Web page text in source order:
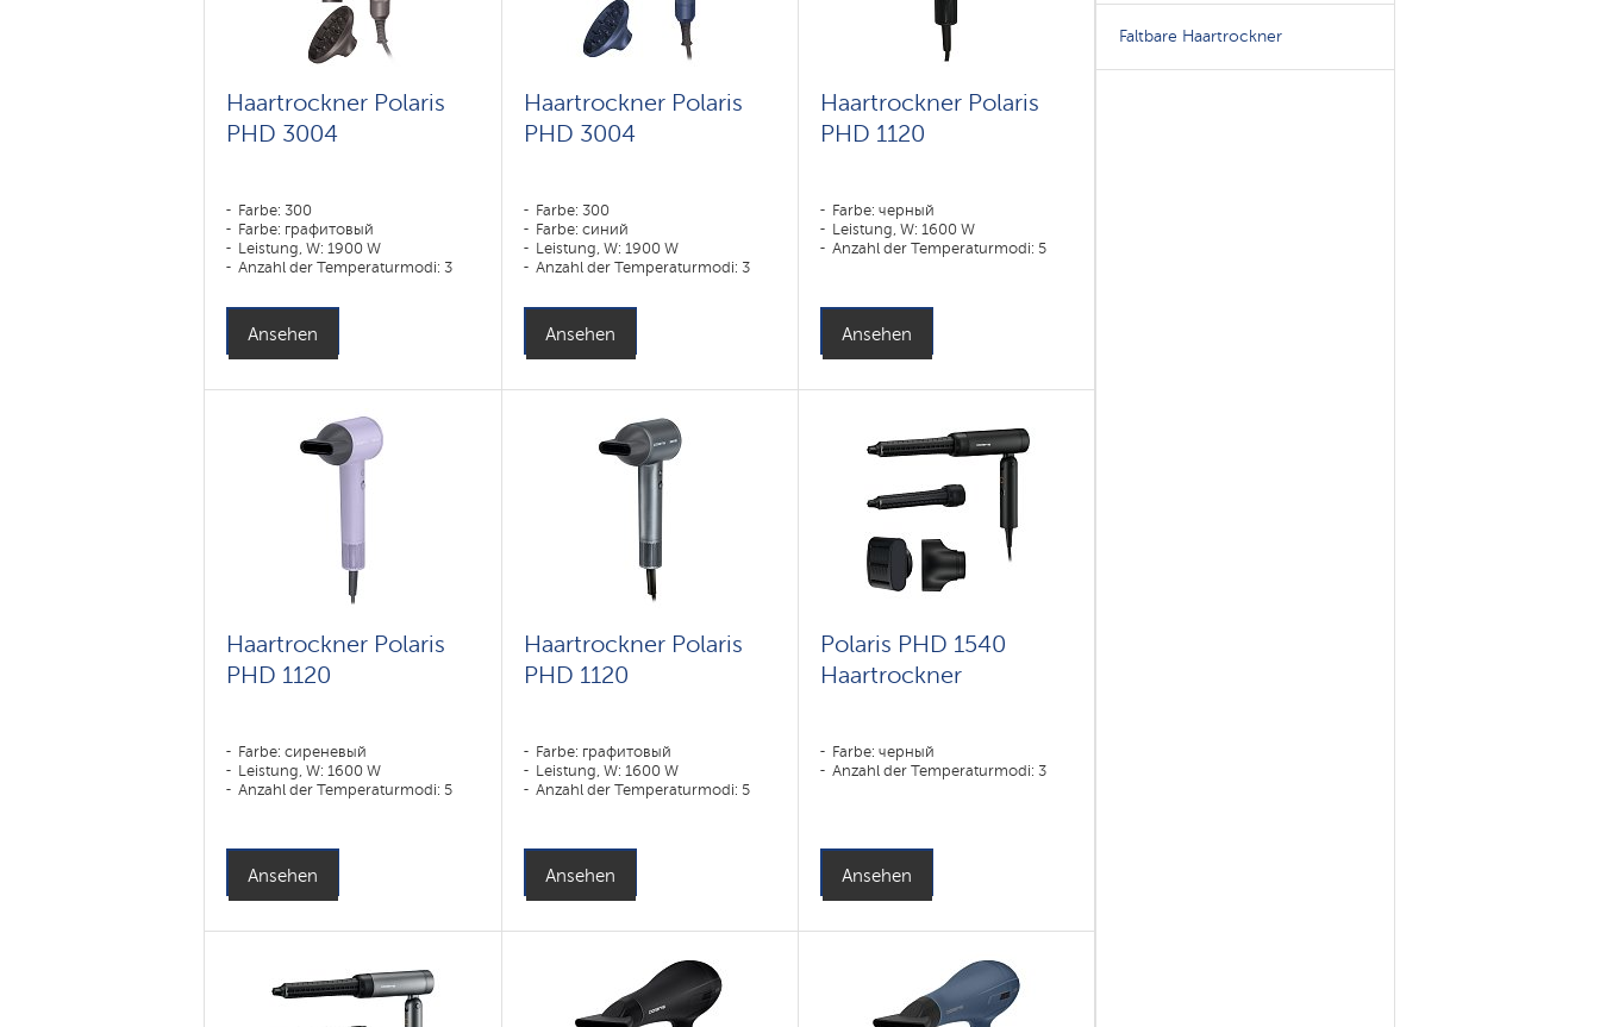
Haartrockner Polaris
PHD 3004
Farbe: 300
Farbe: графитовый
Leistung, W: 1900 W
Anzahl der Temperaturmodi: 3
Ansehen
Haartrockner Polaris
PHD 3004
Farbe: 300
Farbe: синий
Leistung, W: 1900 W
Anzahl der Temperaturmodi: 3
Ansehen
Haartrockner Polaris
PHD 1120
Farbe: черный
Leistung, W: 1600 W
Anzahl der Temperaturmodi: 5
Ansehen
Haartrockner Polaris
PHD 1120
Farbe: сиреневый
Leistung, W: 1600 W
Anzahl der Temperaturmodi: 5
Ansehen
Haartrockner Polaris
PHD 1120
Farbe: графитовый
Leistung, W: 1600 W
Anzahl der Temperaturmodi: 5
Ansehen
Polaris PHD 1540
Haartrockner
Farbe: черный
Anzahl der Temperaturmodi: 3
Ansehen
Faltbare Haartrockner